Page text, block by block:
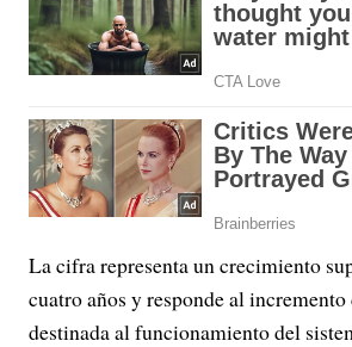
La cifra representa un crecimiento
cuatro años y responde al
destinada al funcionamiento del